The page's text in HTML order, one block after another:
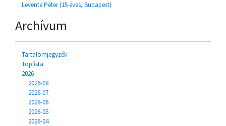
Levente Péter (15 éves, Budapest)
Archívum
Tartalomjegyzék
Toplista
2026
2026-08
2026-07
2026-06
2026-05
2026-04